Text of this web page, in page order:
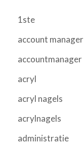
1ste
account manager
accountmanager
acryl
acryl nagels
acrylnagels
administratie